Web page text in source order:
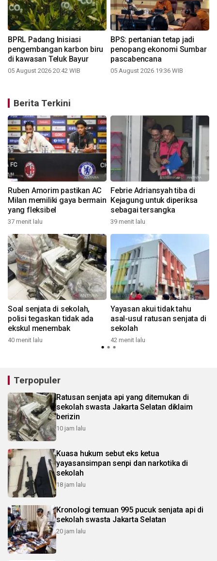
BPRL Padang Inisiasi
pengembangan karbon biru
di kawasan Teluk Bayur
05 August 2026 20:42 WIB
BPS: pertanian tetap jadi
penopang ekonomi Sumbar
pascabencana
05 August 2026 19:36 WIB
Berita Terkini
Ruben Amorim pastikan AC
Milan memiliki gaya bermain
yang fleksibel
37 menit lalu
Febrie Adriansyah tiba di
Kejagung untuk diperiksa
sebagai tersangka
39 menit lalu
Soal senjata di sekolah,
polisi tegaskan tidak ada
ekskul menembak
40 menit lalu
Yayasan akui tidak tahu
asal-usul ratusan senjata di
sekolah
42 menit lalu
Terpopuler
Ratusan senjata api yang ditemukan di
sekolah swasta Jakarta Selatan diklaim
berizin
10 jam lalu
Kuasa hukum sebut eks ketua
yayasansimpan senpi dan narkotika di
sekolah
18 jam lalu
Kronologi temuan 995 pucuk senjata api di
sekolah swasta Jakarta Selatan
20 jam lalu